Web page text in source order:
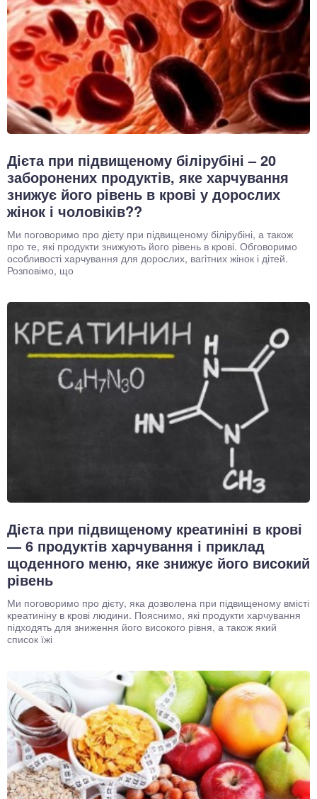
Дієта при підвищеному білірубіні – 20
заборонених продуктів, яке харчування
знижує його рівень в крові у дорослих
жінок і чоловіків??
Ми поговоримо про дієту при підвищеному білірубіні, а також
про те, які продукти знижують його рівень в крові. Обговоримо
особливості харчування для дорослих, вагітних жінок і дітей.
Розповімо, що
Дієта при підвищеному креатиніні в крові
— 6 продуктів харчування і приклад
щоденного меню, яке знижує його високий
рівень
Ми поговоримо про дієту, яка дозволена при підвищеному вмісті
креатиніну в крові людини. Пояснимо, які продукти харчування
підходять для зниження його високого рівня, а також який
список їжі